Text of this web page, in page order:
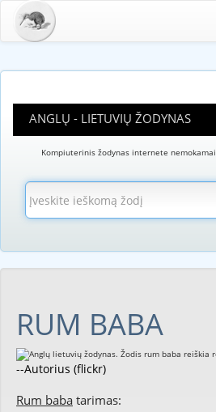
ANGLŲ - LIETUVIŲ ŽODYNAS
Kompiuterinis žodynas internete nemokamai
RUM BABA
--Autorius (flickr)
Rum baba tarimas: